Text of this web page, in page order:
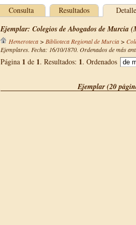
Consulta Resultados
Ejemplar: Colegios de Abogados de Murcia
Hemeroteca> Biblioteca Regional de Murcia>
Ejemplares. Fecha: 16/10/1870. Ordenados de más
Página 1 de 1. Resultados: 1. Ordenados
Ejemplar (20